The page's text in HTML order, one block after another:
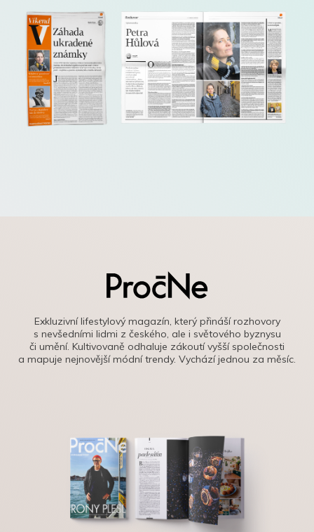
Exkluzivní lifestylový magazín, který přináší rozhovory
s nevšedními lidmi z českého, ale i světového byznysu
či umění. Kultivovaně odhaluje zákoutí vyšší společnosti
a mapuje nejnovější módní trendy. Vychází jednou za měsíc.